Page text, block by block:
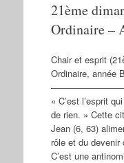
21ème
Ordinaire –
Chair et esprit
Ordinaire, année
« C’est l’esprit
de rien. » Cette
Jean (6, 63)
rôle et du devenir
C’est une